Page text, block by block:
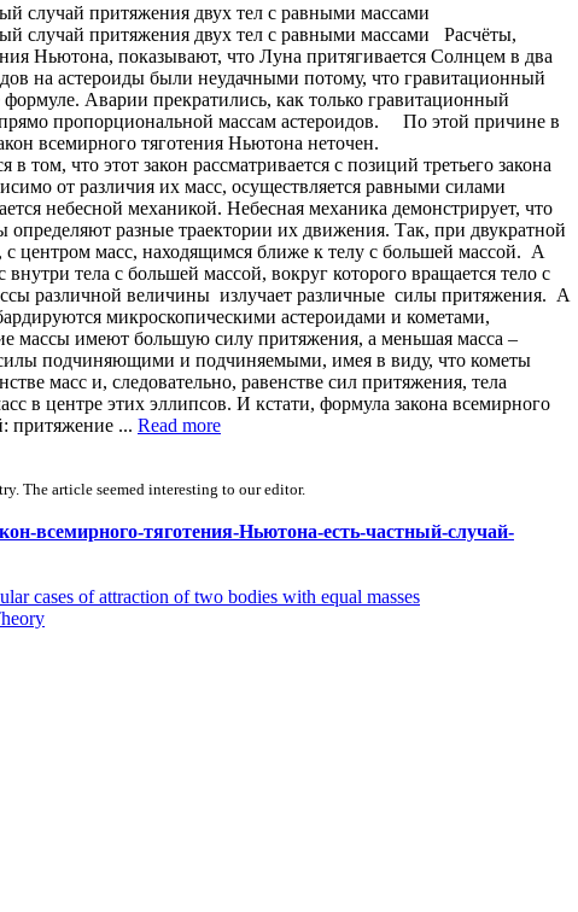
случай притяжения двух тел с равными массами
случай притяжения двух тел с равными массами Расчёты,
Ньютона, показывают, что Луна притягивается Солнцем в два
на астероиды были неудачными потому, что гравитационный
Аварии прекратились, как только гравитационный
прямо пропорциональной массам астероидов. По этой причине в
что закон всемирного тяготения Ньютона неточен.
что этот закон рассматривается с позиций третьего закона
от различия их масс, осуществляется равными силами
небесной механикой. Небесная механика демонстрирует, что
разные траектории их движения. Так, при двукратной
центром масс, находящимся ближе к телу с большей массой. А
тела с большей массой, вокруг которого вращается тело с
различной величины излучает различные силы притяжения. А
микроскопическими астероидами и кометами,
массы имеют большую силу притяжения, а меньшая масса –
подчиняющими и подчиняемыми, имея в виду, что кометы
масс и, следовательно, равенстве сил притяжения, тела
в центре этих эллипсов. И кстати, формула закона всемирного
притяжение ... Read more
The article seemed interesting to our editor.
всемирного-тяготения-Ньютона-есть-частный-случай-
cases of attraction of two bodies with equal masses